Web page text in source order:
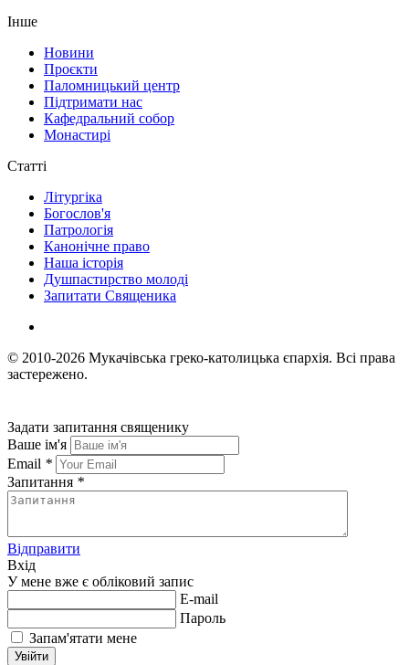
Інше
Новини
Проєкти
Паломницький центр
Підтримати нас
Кафедральний собор
Монастирі
Статті
Літургіка
Богослов'я
Патрологія
Канонічне право
Наша історія
Душпастирство молоді
Запитати Священика
© 2010-2026 Мукачівська греко-католицька єпархія. Всі права
застережено.
Задати запитання священику
Ваше ім'я
Email *
Запитання *
Відправити
Вхід
У мене вже є обліковий запис
E-mail
Пароль
Запам'ятати мене
Увійти